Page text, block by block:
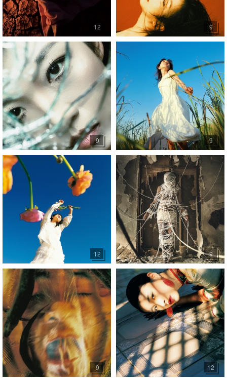
12 9
9 9
12 9
9 12